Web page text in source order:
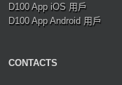
D100 App iOS 用戶
D100 App Android 用戶
CONTACTS